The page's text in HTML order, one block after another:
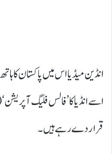
انڈین میڈیا اس میں پاکستان کا
قرار دے رہے ہیں۔